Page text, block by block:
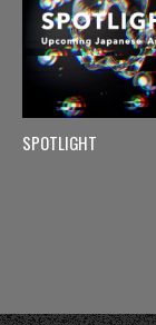
SPOTLIGHT